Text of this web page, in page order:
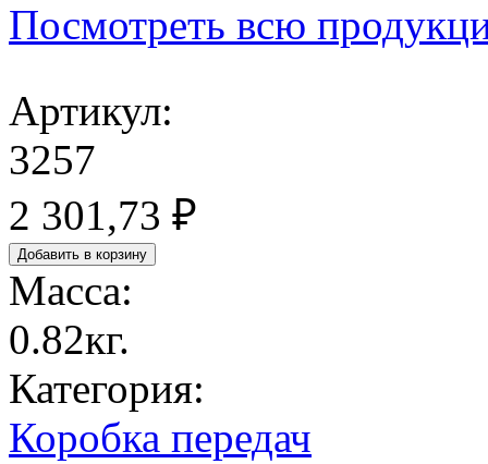
Посмотреть всю
Артикул:
3257
2 301,73 ₽
Масса:
0.82кг.
Категория:
Коробка передач